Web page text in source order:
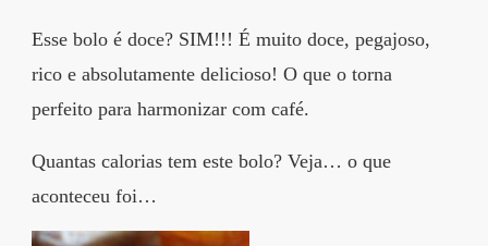
Esse bolo é doce? SIM!!! É muito doce, pegajoso,
rico e absolutamente delicioso! O que o torna
perfeito para harmonizar com café.
Quantas calorias tem este bolo? Veja… o que
aconteceu foi…